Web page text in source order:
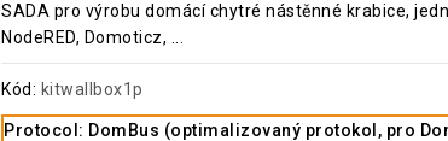
SADA pro výrobu domácí chytré nástěnné krabice,
NodeRED, Domoticz, ...
Kód: kitwallbox1p
Protocol: DomBus (optimalizovaný protokol, pro